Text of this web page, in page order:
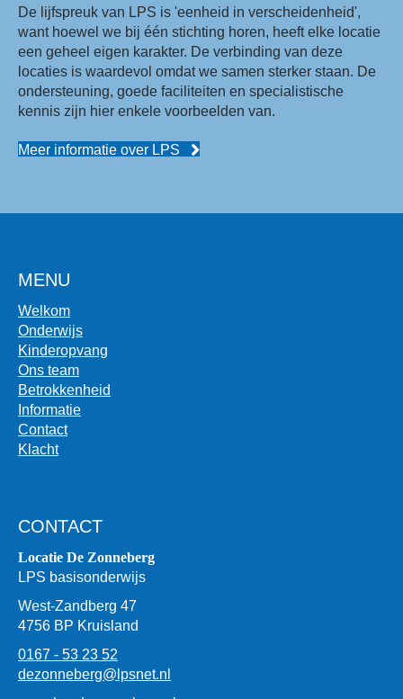
De lijfspreuk van LPS is 'eenheid in verscheidenheid',
want hoewel we bij één stichting horen, heeft elke locatie
een geheel eigen karakter. De verbinding van deze
locaties is waardevol omdat we samen sterker staan. De
ondersteuning, goede faciliteiten en specialistische
kennis zijn hier enkele voorbeelden van.
Meer informatie over LPS
MENU
Welkom
Onderwijs
Kinderopvang
Ons team
Betrokkenheid
Informatie
Contact
Klacht
CONTACT
Locatie De Zonneberg
LPS basisonderwijs
West-Zandberg 47
4756 BP Kruisland
0167 - 53 23 52
dezonneberg@lpsnet.nl